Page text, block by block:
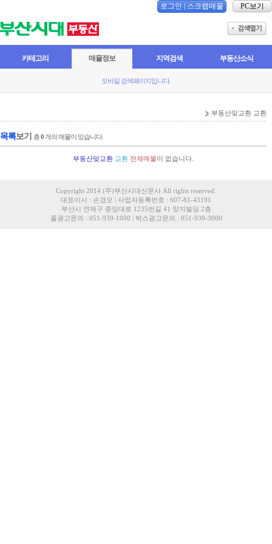
로그인 스크랩매물 PC보기
카테고리 매물정보 지역검색 부동산소식
모바일 검색페이지입니다.
부동산맞교환 교환
목록보기 총0 개의 매물이 있습니다.
부동산맞교환 교환 전체매물이 없습니다.
Copyright 2014 (주)부산시대신문사 All rights reserved.
대표이사 : 손경모 | 사업자등록번호 : 607-81-43191
부산시 연제구 중앙대로 1235번길 41 양지빌딩 2층
줄광고문의 : 051-939-1000 | 박스광고문의 : 051-939-3000